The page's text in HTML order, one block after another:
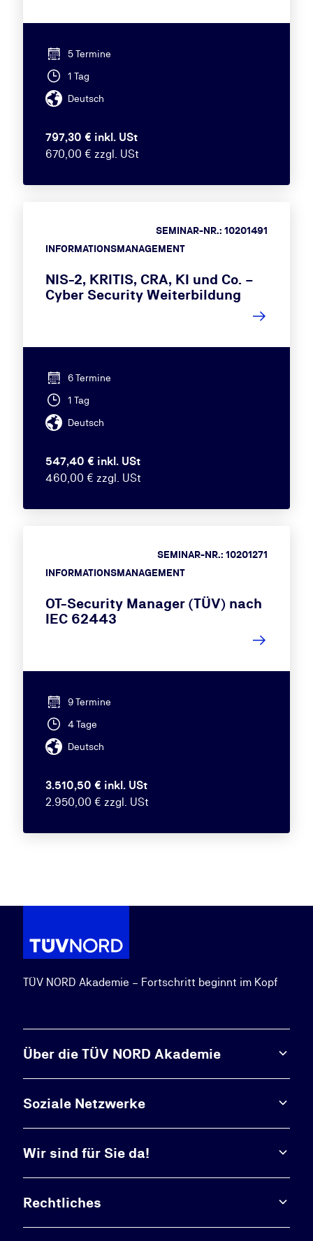
5 Termine
1 Tag
Deutsch
797,30 € inkl. USt
670,00 € zzgl. USt
INFORMATIONSMANAGEMENT
SEMINAR-NR.: 10201491
NIS-2, KRITIS, CRA, KI und Co. –
Cyber Security Weiterbildung
6 Termine
1 Tag
Deutsch
547,40 € inkl. USt
460,00 € zzgl. USt
INFORMATIONSMANAGEMENT
SEMINAR-NR.: 10201271
OT-Security Manager (TÜV) nach
IEC 62443
9 Termine
4 Tage
Deutsch
3.510,50 € inkl. USt
2.950,00 € zzgl. USt
TÜV NORD Akademie – Fortschritt beginnt im Kopf
Über die TÜV NORD Akademie
Soziale Netzwerke
Wir sind für Sie da!
Rechtliches